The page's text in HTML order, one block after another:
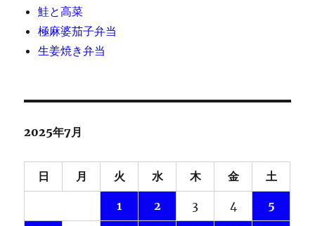
鮭と高菜
極麻婆茄子弁当
生姜焼き弁当
2025年7月
日 月 火 水 木 金 土
1 2 3 4 5